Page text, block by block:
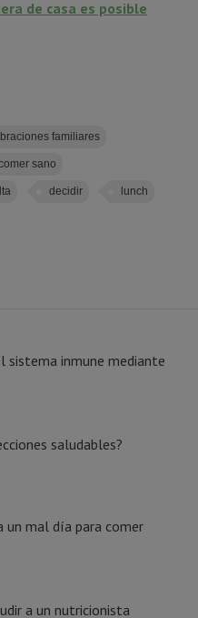
de casa es posible
familiares
sano
decidir lunch
sistema inmune mediante
saludables?
un mal día para comer
a un nutricionista